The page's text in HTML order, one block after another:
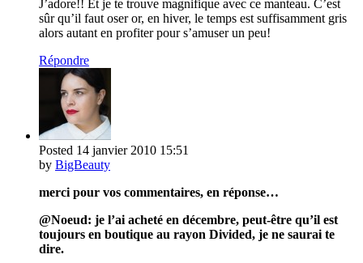
J’adore!! Et je te trouve magnifique avec ce manteau. C’est
sûr qu’il faut oser or, en hiver, le temps est suffisamment gris
alors autant en profiter pour s’amuser un peu!
Répondre
Posted 14 janvier 2010 15:51
by BigBeauty
merci pour vos commentaires, en réponse…
@Noeud: je l’ai acheté en décembre, peut-être qu’il est
toujours en boutique au rayon Divided, je ne saurai te
dire.